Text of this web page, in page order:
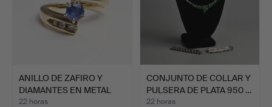
ANILLO DE ZAFIRO Y
DIAMANTES EN METAL
AMAR…
22 horas
CONJUNTO DE COLLAR Y
PULSERA DE PLATA 950 …
22 horas